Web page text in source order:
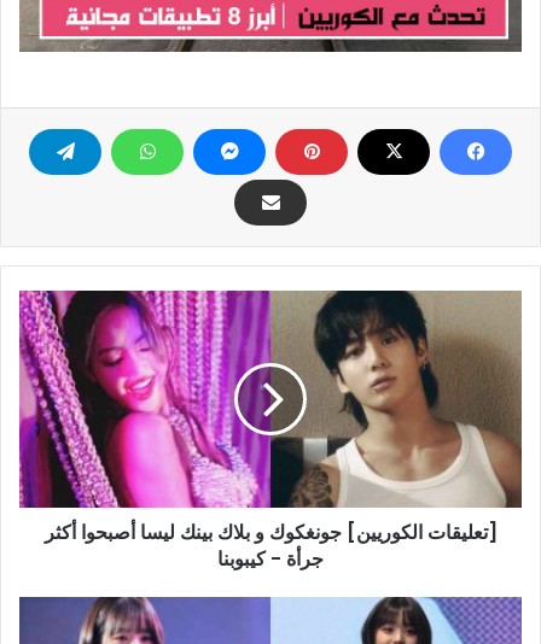
الكوريين]
جونغكوك
و
بينك
ليسا
أصبحوا
أكثر
جرأة[تعليقات الكوريين] جونغكوك و بلاك بينك ليسا أصبحوا أكثر
جرأة - كيبوبنا
وونيونغ
تفاجئ